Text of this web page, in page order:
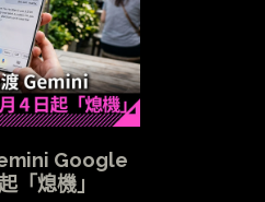
Google
「熄機」